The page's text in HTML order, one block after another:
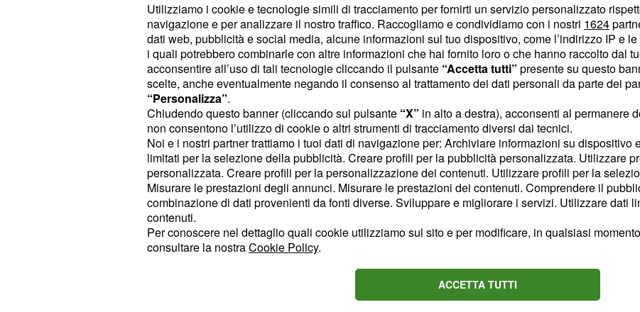
Dall'esito di questa affascinante sfida si delineeranno gli
obiettivi della Roma nel campionato di Serie A. Una vittoria
dei bianconeri non solo metterebbe fine ai sogni scudetto
della Roma, ma ne metterebbe in discussione anche il
secondo posto.Domenica 8 marzosi torna in campo,
questa volta la banda Garcia sarà ospite delChievo Verona
al Bentegodi. Uno stadio storicamente ostico per i
giallorossi. Neanche il tempo di rifiatare e ci sarà il derby di
Europa League traFiorentina e Roma, si scende in campo
L'urna non è stata clemente ed agli
ottavi toglierà al calcio italiano una della squadre accreditate
lunedì 16 marzo,
Utilizziamo i cookie e tecnologie simili di tracciamento per fornirti un servizio personalizzato
navigazione e per analizzare il nostro traffico. Raccogliamo e condividiamo con i nostri 1624
dati web, pubblicità e social media, alcune informazioni sul tuo dispositivo, come l’indirizzo IP e
i quali potrebbero combinarle con altre informazioni che hai fornito loro o che hanno raccolto dal
acconsentire all’uso di tali tecnologie cliccando il pulsante “Accetta tutti” presente su questo
scelte, anche eventualmente negando il consenso al trattamento dei dati personali da parte dei
“Personalizza”.
Chiudendo questo banner (cliccando sul pulsante “X” in alto a destra), acconsenti al permanere
non consentono l’utilizzo di cookie o altri strumenti di tracciamento diversi dai tecnici.
Noi e i nostri partner trattiamo i tuoi dati di navigazione per: Archiviare informazioni su dispositivo
limitati per la selezione della pubblicità. Creare profili per la pubblicità personalizzata. Utilizzare
personalizzata. Creare profili per la personalizzazione dei contenuti. Utilizzare profili per la
Misurare le prestazioni degli annunci. Misurare le prestazioni dei contenuti. Comprendere il
combinazione di dati provenienti da fonti diverse. Sviluppare e migliorare i servizi. Utilizzare dati
contenuti.
Per conoscere nel dettaglio quali cookie utilizziamo sul sito e per modificare, in qualsiasi
consultare la nostraCookie Policy.
ACCETTA TUTTI